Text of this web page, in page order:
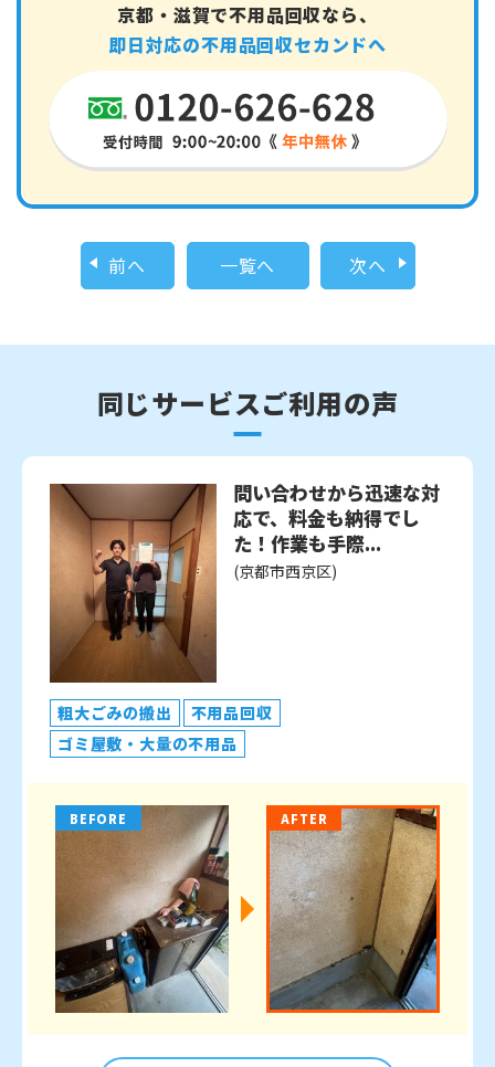
京都・滋賀で不用品回収なら、
即日対応の不用品回収セカンドへ
前へ 一覧へ 次へ
同じサービスご利用の声
問い合わせから迅速な対
応で、料金も納得でし
た！作業も手際...
(京都市西京区)
粗大ごみの搬出
不用品回収
ゴミ屋敷・大量の不用品
BEFORE AFTER